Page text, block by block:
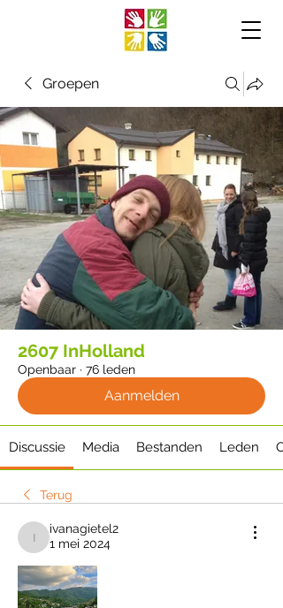
Groepen
2607 InHolland
Openbaar · 76 leden
Aanmelden
Discussie Media Bestanden Leden
Terug
ivanagietel2
ivanagietel2
1 mei 2024